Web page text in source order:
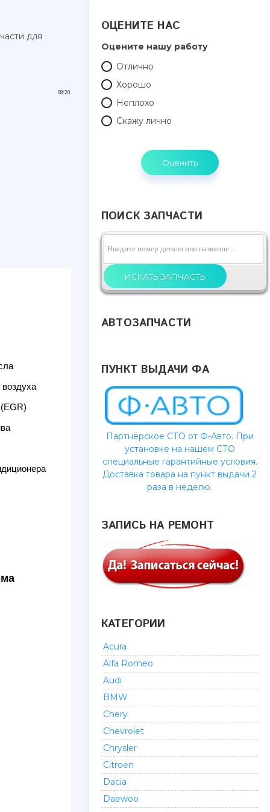
для
08:20
ОЦЕНИТЕ НАС
Оцените нашу работу
Отлично
Хорошо
Неплохо
Скажу лично
ПОИСК ЗАПЧАСТИ
АВТОЗАПЧАСТИ
ПУНКТ ВЫДАЧИ ФА
Партнёрское СТО от Ф-Авто. При
установке на нашем СТО
специальные гарантийные условия.
Доставка товара на пункт выдачи 2
раза в неделю.
ЗАПИСЬ НА РЕМОНТ
КАТЕГОРИИ
Acura
Alfa Romeo
Audi
BMW
Chery
Chevrolet
Chrysler
Citroen
Dacia
Daewoo